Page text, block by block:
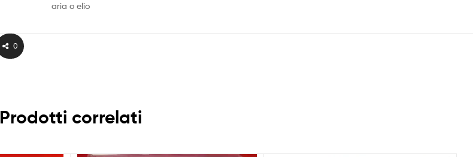
aria o elio
0
Prodotti correlati